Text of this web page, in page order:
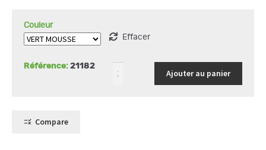
Couleur
Effacer
Référence: 21182
sacs
Ajouter au panier
Compare